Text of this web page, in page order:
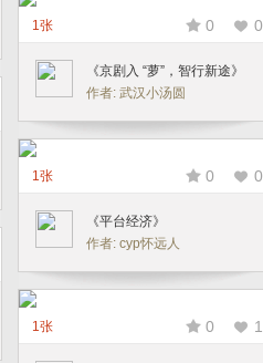
1张 0 0
《京剧入 “萝”，智行新途》
作者: 武汉小汤圆
1张 0 0
《平台经济》
作者: cyp怀远人
1张 0 1